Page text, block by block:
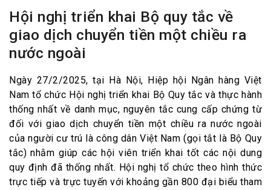
Hội nghị triển khai Bộ quy tắc về
giao dịch chuyển tiền một chiều ra
nước ngoài
Ngày 27/2/2025, tại Hà Nội, Hiệp hội Ngân hàng Việt
Nam tổ chức Hội nghị triển khai Bộ Quy tắc và thực hành
thống nhất về danh mục, nguyên tắc cung cấp chứng từ
đối với giao dịch chuyển tiền một chiều ra nước ngoài
của người cư trú là công dân Việt Nam (gọi tắt là Bộ Quy
tắc) nhằm giúp các hội viên triển khai tốt các nội dung
quy định đã thống nhất. Hội nghị tổ chức theo hình thức
trực tiếp và trực tuyến với khoảng gần 800 đại biểu tham